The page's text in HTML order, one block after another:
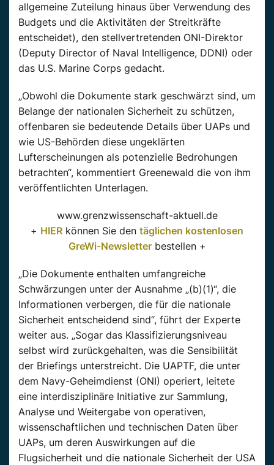
allgemeine Zuteilung hinaus über Verwendung des
Budgets und die Aktivitäten der Streitkräfte
entscheidet), den stellvertretenden ONI-Direktor
(Deputy Director of Naval Intelligence, DDNI) oder
das U.S. Marine Corps gedacht.
„Obwohl die Dokumente stark geschwärzt sind, um
Belange der nationalen Sicherheit zu schützen,
offenbaren sie bedeutende Details über UAPs und
wie US-Behörden diese ungeklärten
Lufterscheinungen als potenzielle Bedrohungen
betrachten“, kommentiert Greenewald die von ihm
veröffentlichten Unterlagen.
www.grenzwissenschaft-aktuell.de
+ HIER können Sie den täglichen kostenlosen
GreWi-Newsletterbestellen +
„Die Dokumente enthalten umfangreiche
Schwärzungen unter der Ausnahme „(b)(1)“, die
Informationen verbergen, die für die nationale
Sicherheit entscheidend sind“, führt der Experte
weiter aus. „Sogar das Klassifizierungsniveau
selbst wird zurückgehalten, was die Sensibilität
der Briefings unterstreicht. Die UAPTF, die unter
dem Navy-Geheimdienst (ONI) operiert, leitete
eine interdisziplinäre Initiative zur Sammlung,
Analyse und Weitergabe von operativen,
wissenschaftlichen und technischen Daten über
UAPs, um deren Auswirkungen auf die
Flugsicherheit und die nationale Sicherheit der USA